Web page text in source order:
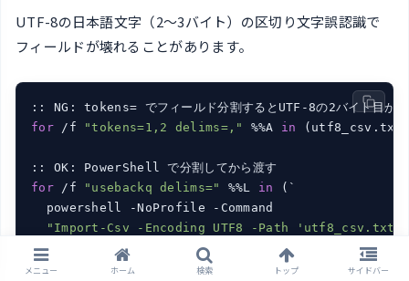
UTF-8の日本語文字（2〜3バイト）の区切り文字誤認識で
フィールドが壊れることがあります。
for /f "tokens=1,2 delims=," %%A in
for /f "usebackq delims=" %%L in
(`
  powershell -NoProfile -Command
"Import-Csv -Encoding UTF8 -Path
`)
メニュー ホーム 検索 トップ サイドバー